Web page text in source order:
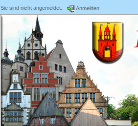
Sie sind nicht angemeldet. Anmelden